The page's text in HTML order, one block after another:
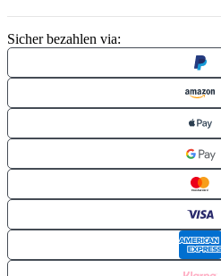
Sicher bezahlen via: